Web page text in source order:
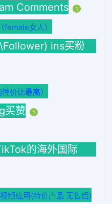
Comments 1
女人）
ins买粉
价比最高）
买赞 1
的海外国际
频应用(特价产品 无售后)